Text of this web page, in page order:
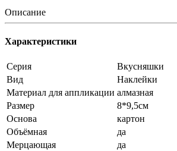
Описание
Характеристики
Серия
Вкусняшки
Вид
Наклейки
Материал для аппликации алмазная
Размер
8*9,5см
Основа
картон
Объёмная
да
Мерцающая
да